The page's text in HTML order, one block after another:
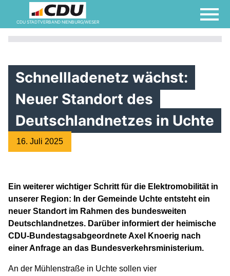
CDU STADTVERBAND NIENBURG/WESER
Schnellladenetz wächst:
Neuer Standort des
Deutschlandnetzes in Uchte
16. Juli 2025
Ein weiterer wichtiger Schritt für die Elektromobilität in
unserer Region: In der Gemeinde Uchte entsteht ein
neuer Standort im Rahmen des bundesweiten
Deutschlandnetzes. Darüber informiert der heimische
CDU-Bundestagsabgeordnete Axel Knoerig nach
einer Anfrage an das Bundesverkehrsministerium.
An der Mühlenstraße in Uchte sollen vier